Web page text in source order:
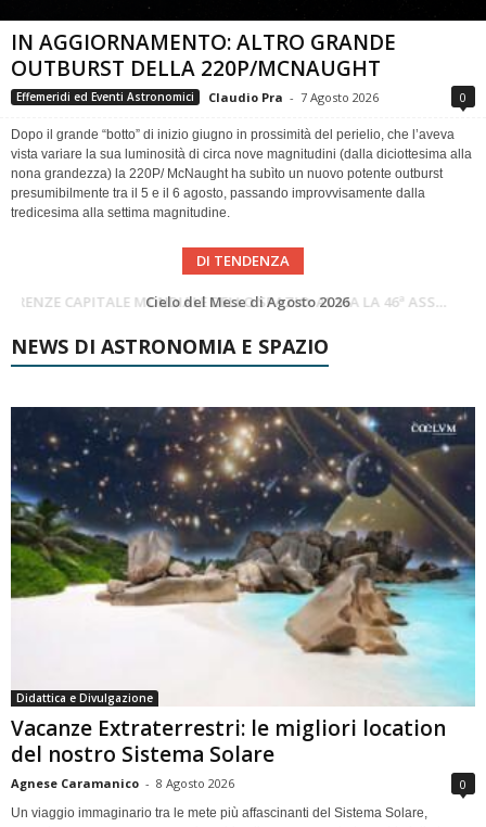
IN AGGIORNAMENTO: ALTRO GRANDE
OUTBURST DELLA 220P/MCNAUGHT
Effemeridi ed Eventi Astronomici Claudio Pra - 7 Agosto 2026 0
Dopo il grande “botto” di inizio giugno in prossimità del perielio, che l’aveva
vista variare la sua luminosità di circa nove magnitudini (dalla diciottesima alla
nona grandezza) la 220P/ McNaught ha subìto un nuovo potente outburst
presumibilmente tra il 5 e il 6 agosto, passando improvvisamente dalla
tredicesima alla settima magnitudine.
DI TENDENZA
Cielo del Mese di Agosto 2026
SUPERNOVAE aggiornamenti del mese – Agosto 2026
NEWS DI ASTRONOMIA E SPAZIO
Didattica e Divulgazione
Vacanze Extraterrestri: le migliori location
del nostro Sistema Solare
Agnese Caramanico - 8 Agosto 2026 0
Un viaggio immaginario tra le mete più affascinanti del Sistema Solare,